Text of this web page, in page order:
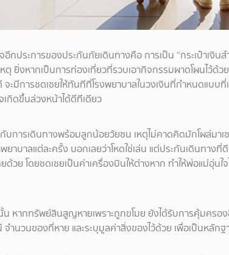
อีกประการของประกันภัยเดินทางคือ การเป็น “กระเป๋าเงิน
ตุ ยิ่งหากเป็นการท่องเที่ยวที่รวบเอากิจกรรมผาดโผนไว้ด้ว
จะมีการชดเชยให้ทันทีที่โรงพยาบาลในวงเงินที่กำหนดแบบ
เกิดขึ้นล่วงหน้าได้ดีทีเดียว
กับการเดินทางพร้อมลูกน้อยวัยซน เหตุไม่คาดคิดมักโผล่ม
ยาบาลแต่ละครั้ง บอกเลยว่าโหดใช่เล่น แต่ประกันเดินท
ยด้วย โดยชดเชยเป็นค่าเครื่องบินให้ต่างหาก ทำให้พ่อแม่อุ่
หากทรัพย์สินสูญหายเพราะถูกขโมย ยังได้รับการคุ้มครอ
ำนวนของที่หาย และระบุมูลค่าสิ่งของไว้ด้วย เพื่อเป็นหลักฐ